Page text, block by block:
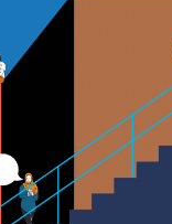
17/06/2026 4:23 PM
Tulisan
Kebebasan